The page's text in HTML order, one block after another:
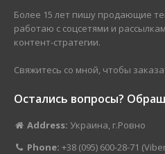
Более 15 лет пишу продающие
работаю с соцсетями и
контент-стратегии.
Свяжитесь со мной, чтобы
Остались вопросы?
Address: Украина, г.Ровно
Phone: +38 (095) 600-28-71